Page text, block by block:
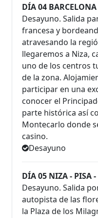
DÍA 04
Desayuno. Salida
francesa y
atravesando la
llegaremos a Niza,
uno de los centros
de la zona.
participar en una
conocer el
parte histórica así
Montecarlo donde
casino.
Desayuno
DÍA 05 NIZA - PISA
Desayuno. Salida
autopista de las
la Plaza de los